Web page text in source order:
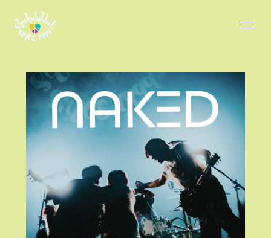
SCHEDULE
PROFILE
DISCOGRAPHY
BLOG
MOVIE
PHOTO